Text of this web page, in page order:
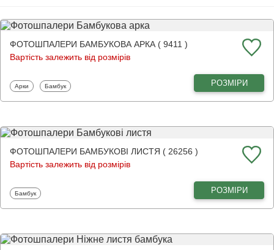
ФОТОШПАЛЕРИ БАМБУКОВА АРКА ( 9411 )
Вартість залежить від розмірів
Фотошпалери
Арки Фотошпалери
Бамбук РОЗМІРИ
ФОТОШПАЛЕРИ БАМБУКОВІ ЛИСТЯ ( 26256 )
Вартість залежить від розмірів
Фотошпалери
Бамбук РОЗМІРИ